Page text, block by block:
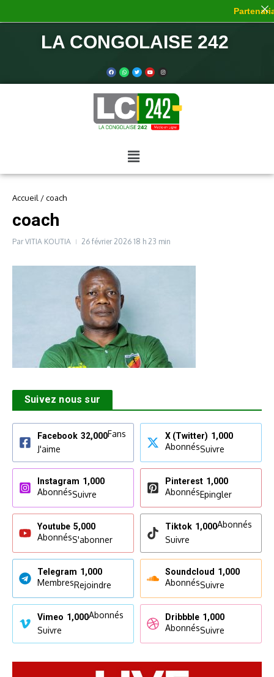
LA CONGOLAISE 242
Accueil /coach
coach
ParVITIA KOUTIA 26 février 2026 18 h 23 min
Suivez nous sur
Facebook 32,000Fans
J'aime
X (Twitter) 1,000
AbonnésSuivre
Instagram 1,000
AbonnésSuivre
Pinterest 1,000
AbonnésEpingler
Youtube 5,000
AbonnésS'abonner
Tiktok 1,000Abonnés
Suivre
Telegram 1,000
MembresRejoindre
Soundcloud 1,000
AbonnésSuivre
Vimeo 1,000Abonnés
Suivre
Dribbble 1,000
AbonnésSuivre